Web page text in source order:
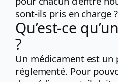
sont-ils pris en charge ?
Qu’est-ce
?
Un médicament est
réglementé. Pour